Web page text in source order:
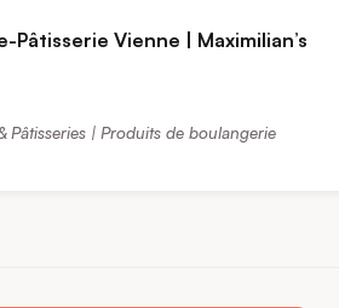
Pâtisserie Vienne | Maximilian’s
Pâtisseries | Produits de boulangerie